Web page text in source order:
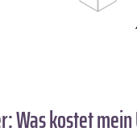
Was kostet